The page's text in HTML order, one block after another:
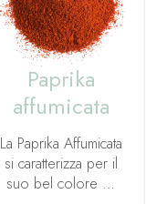
Paprika
affumicata
La Paprika Affumicata
si caratterizza per il
suo bel colore …